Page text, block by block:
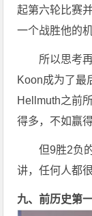
起第六轮比赛
一个战胜他的机
所以思考
Koon成为了最
Hellmuth之前
得多，不如赢得
但9胜2负
讲，任何人都
九、前历史第